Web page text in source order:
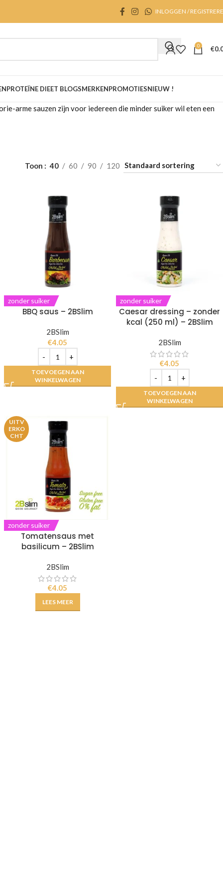
INLOGGEN /
0 €
PROTEÏNE DIEET BLOGSMERKENPROMOTIESNIEUW !
arme sauzen zijn voor iedereen die minder suiker wil eten een
Toon 40 60 90 120
zonder suiker
BBQ saus – 2BSlim
2BSlim
€4.05
TOEVOEGEN AAN
WINKELWAGEN
zonder suiker
Caesar dressing – zonder
kcal (250 ml) – 2BSlim
2BSlim
€4.05
TOEVOEGEN AAN
WINKELWAGEN
UITV
ERKO
CHT
zonder suiker
Tomatensaus met
basilicum – 2BSlim
2BSlim
€4.05
LEES MEER